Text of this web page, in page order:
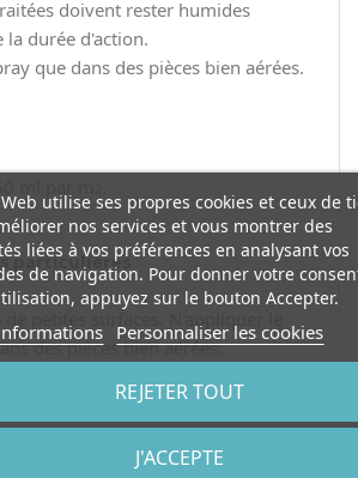
doivent rester humides
la durée d'action.
que dans des pièces bien aérées.
ml par m
particulières
petites surfaces. N'appliquer le
des pièces bien aérées.
que sur des surfaces
En cas de doute, tester le
petite surface discrète. Le
toute responsabilité quant aux
utilise ses propres cookies et ceux de
nos services et vous montrer des
liées à vos préférences en analysant vos
de navigation. Pour donner votre
appuyez sur le bouton Accepter.
Personnaliser les cookies
REJETER TOUT
J'ACCEPTE